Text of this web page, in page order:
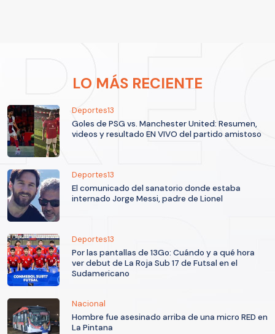
LO MÁS RECIENTE
Deportes13
Goles de PSG vs. Manchester United: Resumen,
videos y resultado EN VIVO del partido amistoso
Deportes13
El comunicado del sanatorio donde estaba
internado Jorge Messi, padre de Lionel
Deportes13
Por las pantallas de 13Go: Cuándo y a qué hora
ver debut de La Roja Sub 17 de Futsal en el
Sudamericano
Nacional
Hombre fue asesinado arriba de una micro RED en
La Pintana